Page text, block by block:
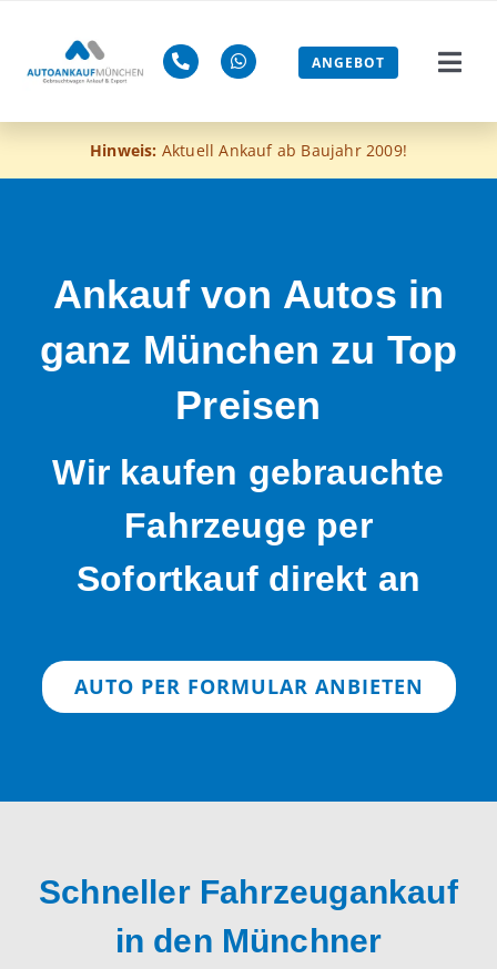
springen
ANGEBOT
Jetzt
Hinweis: Aktuell Ankauf ab Baujahr 2009!
Ankauf von Autos in
ganz München zu Top
Preisen
Wir kaufen gebrauchte
Fahrzeuge per
Sofortkauf direkt an
AUTO PER FORMULAR ANBIETEN
Schneller Fahrzeugankauf
in den Münchner